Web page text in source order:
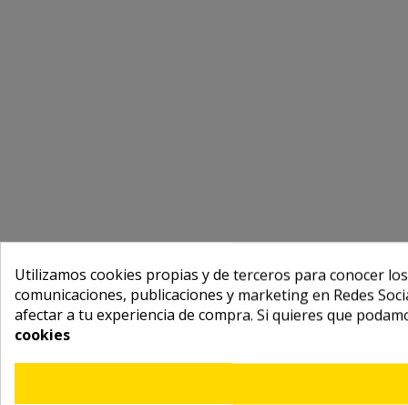
Utilizamos cookies propias y de terceros para conocer
comunicaciones, publicaciones y marketing en Redes
afectar a tu experiencia de compra. Si quieres que
cookies